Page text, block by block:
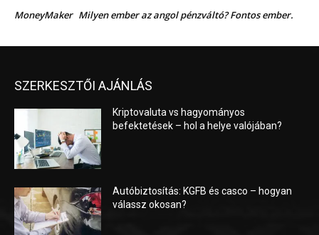
MoneyMaker Milyen ember az angol pénzváltó? Fontos ember.
SZERKESZTŐI AJÁNLÁS
Kriptovaluta vs hagyományos
befektetések – hol a helye valójában?
Autóbiztosítás: KGFB és casco – hogyan
válassz okosan?